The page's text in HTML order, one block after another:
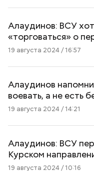
Алаудинов: ВСУ
«торговаться» о
19 августа 2024 / 16:57
Алаудинов
воевать, а не есть
19 августа 2024 / 14:21
Алаудинов: ВСУ
Курском
19 августа 2024 / 10:16